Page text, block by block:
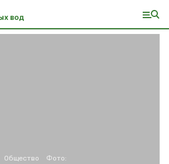
вод
Общество Фото: